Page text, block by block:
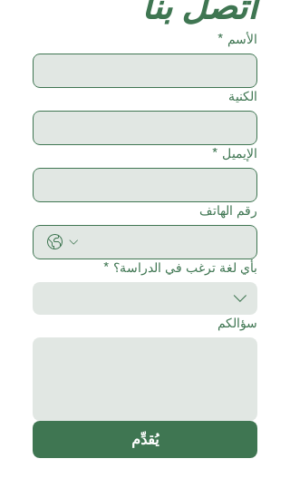
الأسم *
الكنية
الإيميل *
رقم الهاتف
بأي لغة ترغب في الدراسة؟ *
سؤالكم
يُقدِّم